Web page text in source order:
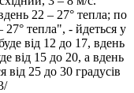
22 – 27° тепла; по
тепла", - йдеться у
від 12 до 17, вдень
від 15 до 20, а вдень
від 25 до 30 градусів